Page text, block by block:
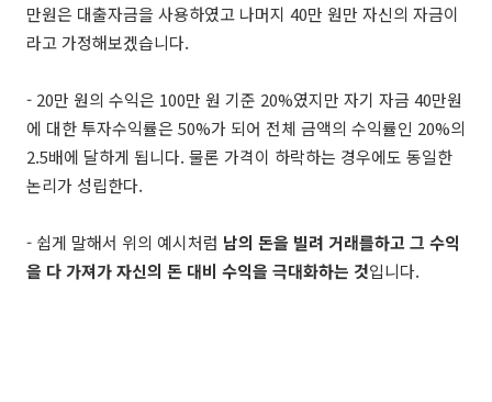
만원은 대출자금을 사용하였고 나머지 40만 원만 자신의 자금이
라고 가정해보겠습니다.
- 20만 원의 수익은 100만 원 기준 20%였지만 자기 자금 40만원
에 대한 투자수익률은 50%가 되어 전체 금액의 수익률인 20%의
2.5배에 달하게 됩니다. 물론 가격이 하락하는 경우에도 동일한
논리가 성립한다.
- 쉽게 말해서 위의 예시처럼 남의 돈을 빌려 거래를하고 그 수익
을 다 가져가 자신의 돈 대비 수익을 극대화하는 것입니다.